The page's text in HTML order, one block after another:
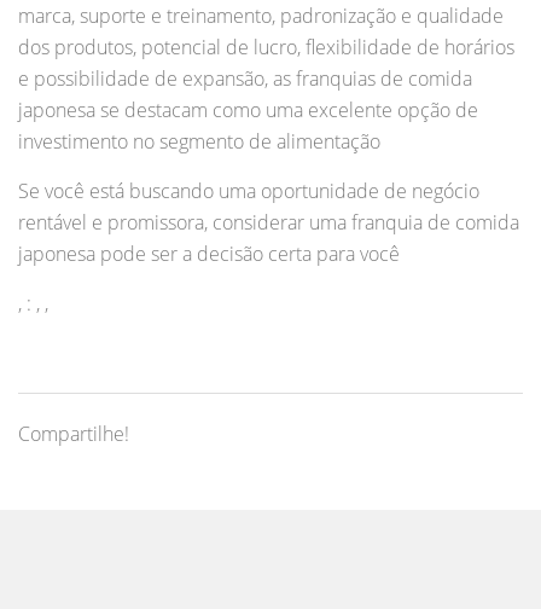
marca, suporte e treinamento, padronização e qualidade
dos produtos, potencial de lucro, flexibilidade de horários
e possibilidade de expansão, as franquias de comida
japonesa se destacam como uma excelente opção de
investimento no segmento de alimentação
Se você está buscando uma oportunidade de negócio
rentável e promissora, considerar uma franquia de comida
japonesa pode ser a decisão certa para você
, : , ,
Compartilhe!